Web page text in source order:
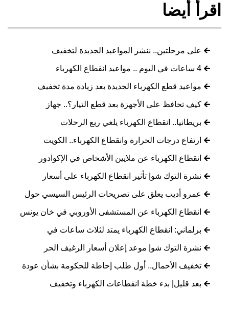
اقرأ أيضا
على مرحلتين.. ننشر المواعيد الجديدة لتخفيف
4 ساعات في اليوم .. مواعيد انقطاع الكهرباء
مواعيد قطع الكهرباء الجديدة بعد زيادة مدة تخفيف
كيف تحافظ على الأجهزة بعد قطع التيار؟.. جهاز
بريطانيا.. انقطاع الكهرباء يلغي ربع الرحلات
ارتفاع درجات الحرارة وانقطاع الكهرباء.. الكويت
انقطاع الكهرباء عن ملايين الأشخاص في الإكوادور
نشرة التوك شو| تأثير انقطاع الكهرباء على أسعار
عمرو أديب يعلق على تصريحات الرئيس السيسي حول
انقطاع الكهرباء عن المستشفى الأوروبي في خان يونس
برلماني: انقطاع الكهرباء يمتد لثلاث ساعات في
نشرة التوك شو| موعد إعلان أسعار الرغيف الحر
تخفيف الأحمال.. أول طلب إحاطة للحكومة بشأن عودة
بعد قليل| بدء خطة انقطاعات الكهرباء وتخفيف